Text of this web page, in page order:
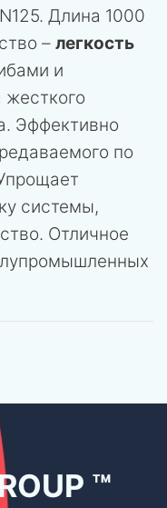
Длина 1000
– легкость
и
жесткого
Эффективно
по
системы,
Отличное
™